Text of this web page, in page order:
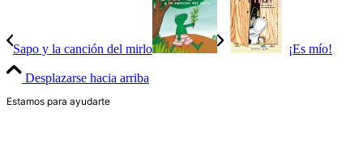
Sapo y la canción del mirlo ¡Es mío!
Desplazarse hacia arriba
Estamos para ayudarte